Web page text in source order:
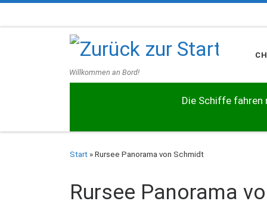
Willkommen an Bord!
Die Schiffe fahren
Start » Rursee Panorama von Schmidt
Rursee Panorama